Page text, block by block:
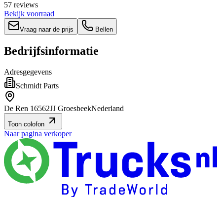
57 reviews
Bekijk voorraad
Vraag naar de prijs Bellen
Bedrijfsinformatie
Adresgegevens
Schmidt Parts
De Ren 16562JJ GroesbeekNederland
Toon colofon
Naar pagina verkoper